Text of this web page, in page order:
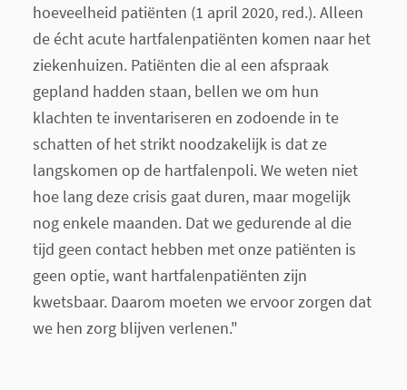
hoeveelheid patiënten (1 april 2020, red.). Alleen
de écht acute hartfalenpatiënten komen naar het
ziekenhuizen. Patiënten die al een afspraak
gepland hadden staan, bellen we om hun
klachten te inventariseren en zodoende in te
schatten of het strikt noodzakelijk is dat ze
langskomen op de hartfalenpoli. We weten niet
hoe lang deze crisis gaat duren, maar mogelijk
nog enkele maanden. Dat we gedurende al die
tijd geen contact hebben met onze patiënten is
geen optie, want hartfalenpatiënten zijn
kwetsbaar. Daarom moeten we ervoor zorgen dat
we hen zorg blijven verlenen."